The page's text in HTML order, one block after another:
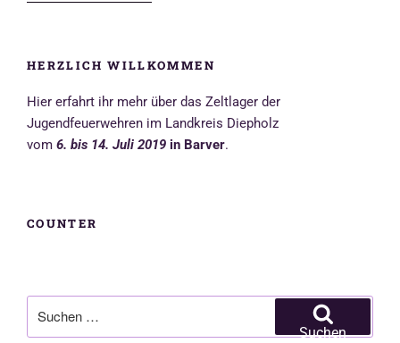
a
b
o
h
s
p
p
m
l
e
e
g
r
w
t
r
HERZLICH WILLKOMMEN
Hier erfahrt ihr mehr über das Zeltlager der
Jugendfeuerwehren im Landkreis Diepholz
vom 6. bis 14. Juli 2019 in Barver.
COUNTER
Suchen